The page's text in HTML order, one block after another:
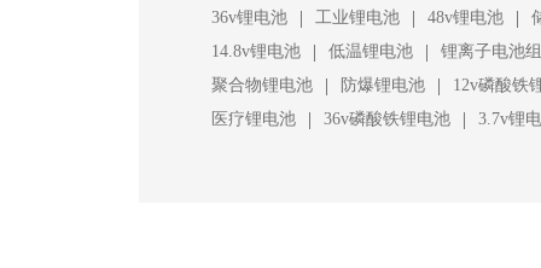
36v锂电池
| 工业锂电池 | 48v锂电池 |
14.8v锂电池
| 低温锂电池 |
锂离子电池组
聚合物锂电池
| 防爆锂电池 |
12v磷酸铁
医疗锂电池
| 36v磷酸铁锂电池 | 3.7v锂